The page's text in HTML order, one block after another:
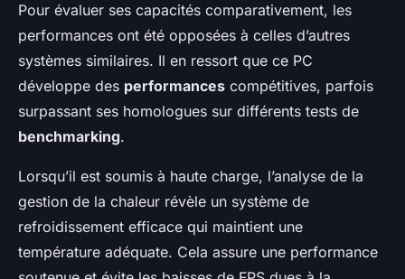
Pour évaluer ses capacités comparativement, les
performances ont été opposées à celles d’autres
systèmes similaires. Il en ressort que ce PC
développe des performances compétitives, parfois
surpassant ses homologues sur différents tests de
benchmarking.
Lorsqu’il est soumis à haute charge, l’analyse de la
gestion de la chaleur révèle un système de
refroidissement efficace qui maintient une
température adéquate. Cela assure une performance